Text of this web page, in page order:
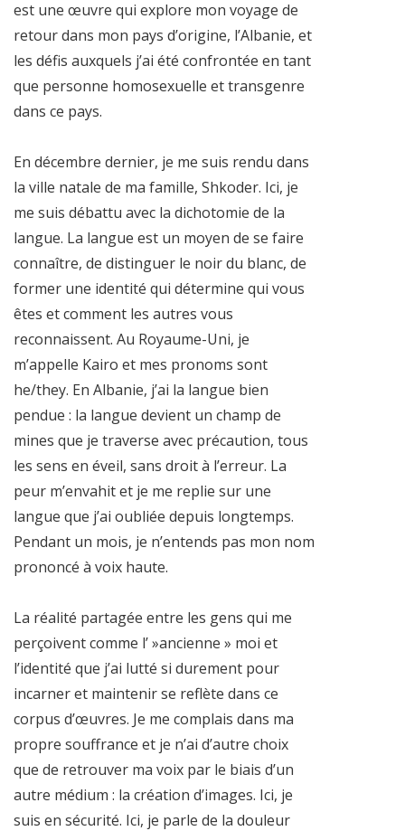
est une œuvre qui explore mon voyage de
retour dans mon pays d’origine, l’Albanie, et
les défis auxquels j’ai été confrontée en tant
que personne homosexuelle et transgenre
dans ce pays.
En décembre dernier, je me suis rendu dans
la ville natale de ma famille, Shkoder. Ici, je
me suis débattu avec la dichotomie de la
langue. La langue est un moyen de se faire
connaître, de distinguer le noir du blanc, de
former une identité qui détermine qui vous
êtes et comment les autres vous
reconnaissent. Au Royaume-Uni, je
m’appelle Kairo et mes pronoms sont
he/they. En Albanie, j’ai la langue bien
pendue : la langue devient un champ de
mines que je traverse avec précaution, tous
les sens en éveil, sans droit à l’erreur. La
peur m’envahit et je me replie sur une
langue que j’ai oubliée depuis longtemps.
Pendant un mois, je n’entends pas mon nom
prononcé à voix haute.
La réalité partagée entre les gens qui me
perçoivent comme l’ »ancienne » moi et
l’identité que j’ai lutté si durement pour
incarner et maintenir se reflète dans ce
corpus d’œuvres. Je me complais dans ma
propre souffrance et je n’ai d’autre choix
que de retrouver ma voix par le biais d’un
autre médium : la création d’images. Ici, je
suis en sécurité. Ici, je parle de la douleur